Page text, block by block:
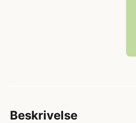
Beskrivelse